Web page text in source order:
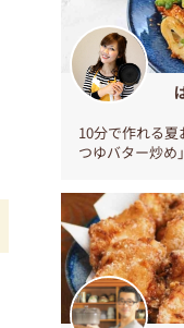
10分で作れる
つゆバター炒め」